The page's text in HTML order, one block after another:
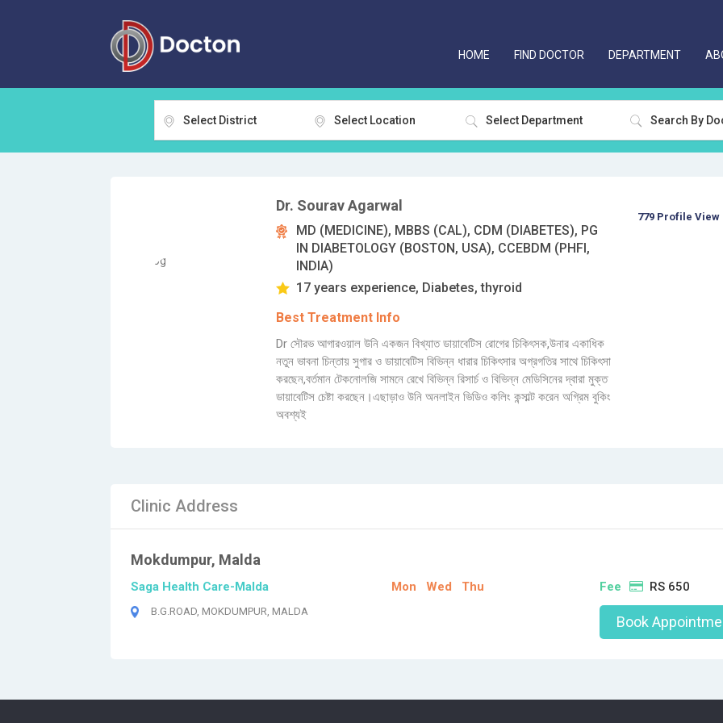
HOME FIND DOCTOR DEPARTMENT
Select District Select Location Select Department
Dr. Sourav Agarwal
MD (MEDICINE), MBBS (CAL), CDM (DIABETES), PG
IN DIABETOLOGY (BOSTON, USA), CCEBDM (PHFI,
INDIA)
17 years experience, Diabetes, thyroid
Best Treatment Info
Dr সৌরভ আগারওয়াল উনি একজন বিখ্যাত ডায়াবেটিস রোগের চিকিৎসক,উনার একাধিক
নতুন ভাবনা চিন্তায় সুগার ও ডায়াবেটিস বিভিন্ন ধারার চিকিৎসার অগ্রগতির সাথে চিকিৎসা
করছেন,বর্তমান টেকনোলজি সামনে রেখে বিভিন্ন রিসার্চ ও বিভিন্ন মেডিসিনের দ্বারা মুক্ত
ডায়াবেটিস চেষ্টা করছেন।এছাড়াও উনি অনলাইন ভিডিও কলিং কন্সাল্ট করেন অগ্রিম বুকিং
অবশ্যই
779 Profile View
Clinic Address
Mokdumpur, Malda
Saga Health Care-Malda
B.G.ROAD, MOKDUMPUR, MALDA
Mon Wed Thu Fee RS 650
Book